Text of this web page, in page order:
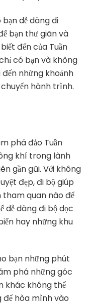
dễ dàng di
bạn thư giãn và
đến của Tuần
có bạn và không
những khoảnh
hành trình.
phá đảo Tuần
khí trong lành
gần gũi. Với không
đẹp, đi bộ giúp
tham quan nào để
dễ dàng đi bộ dọc
hay những khu
bạn những phút
phá những góc
khác không thể
để hòa mình vào